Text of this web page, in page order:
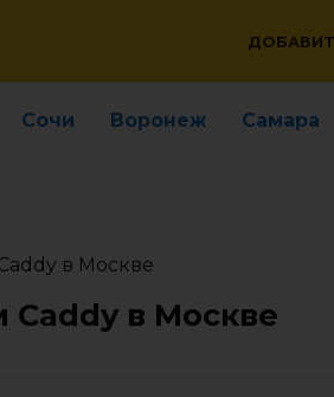
Сочи Воронеж Самара
в Москве
Caddy в Москве